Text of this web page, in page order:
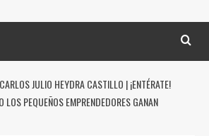
CARLOS JULIO HEYDRA CASTILLO | ¡ENTÉRATE!
PEQUEÑOS EMPRENDEDORES GANAN